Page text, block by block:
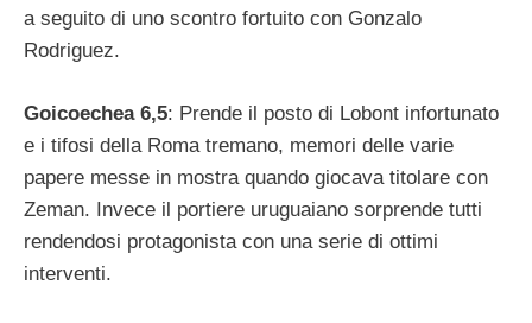
a seguito di uno scontro fortuito con Gonzalo
Rodriguez.
Goicoechea 6,5: Prende il posto di Lobont infortunato
e i tifosi della Roma tremano, memori delle varie
papere messe in mostra quando giocava titolare con
Zeman. Invece il portiere uruguaiano sorprende tutti
rendendosi protagonista con una serie di ottimi
interventi.